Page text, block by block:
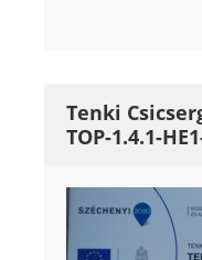
Tenki
TOP-1.4.1-